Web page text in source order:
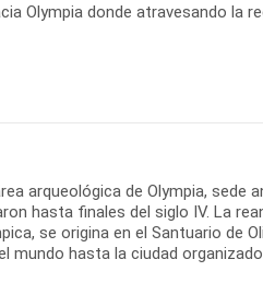
Olympia donde atravesando la
arqueológica de Olympia, sede
hasta finales del siglo IV. La
se origina en el Santuario de
mundo hasta la ciudad